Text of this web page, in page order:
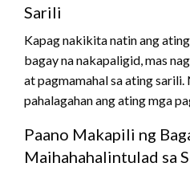
Sarili
Kapag nakikita natin ang
bagay na nakapaligid, mas
at pagmamahal sa ating
pahalagahan ang ating mga
Paano Makapili ng
Maihahahalintulad sa